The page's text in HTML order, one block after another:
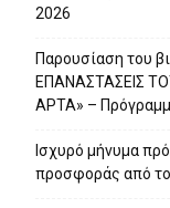
2026
Παρουσίαση του
ΕΠΑΝΑΣΤΑΣΕΙΣ
ΑΡΤΑ» –
Ισχυρό μήνυμα
προσφοράς από το